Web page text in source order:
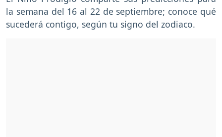
la semana del 16 al 22 de septiembre; conoce qué
sucederá contigo, según tu signo del zodiaco.